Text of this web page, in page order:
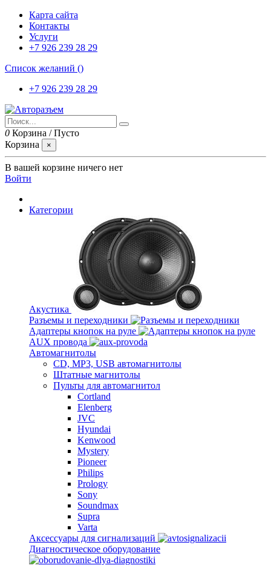
Карта сайта
Контакты
Услуги
+7 926 239 28 29
Список желаний ()
+7 926 239 28 29
0 Корзина /Пусто
Корзина
×
В вашей корзине ничего нет
Войти
Категории
Акустика
Разъемы и переходники
Адаптеры кнопок на руле
AUX провода
Автомагнитолы
CD, MP3, USB автомагнитолы
Штатные магнитолы
Пульты для автомагнитол
Cortland
Elenberg
JVC
Hyundai
Kenwood
Mystery
Pioneer
Philips
Prology
Sony
Soundmax
Supra
Varta
Аксессуары для сигнализаций
Диагностическое оборудование